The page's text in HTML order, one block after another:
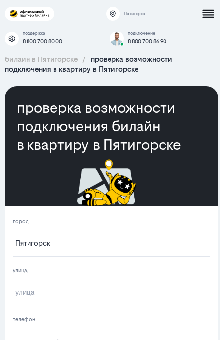
Пятигорск
поддержка
8 800 700 80 00
подключение
8 800 700 86 90
билайн в Пятигорске /
проверка возможности
подключения в квартиру в Пятигорске
проверка возможности
подключения билайн
в квартиру в Пятигорске
город
улица,
телефон